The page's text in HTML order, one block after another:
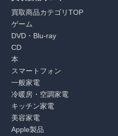
買取商品カテゴリTOP
ゲーム
DVD・Blu-ray
CD
本
スマートフォン
一般家電
冷暖房・空調家電
キッチン家電
美容家電
Apple製品